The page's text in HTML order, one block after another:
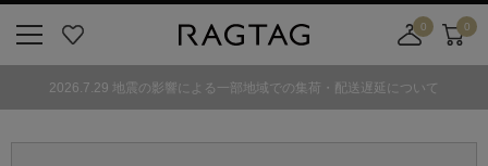
気
0
舗
0
2026.7.29 地震の影響による一部地域での集荷・配送遅延について